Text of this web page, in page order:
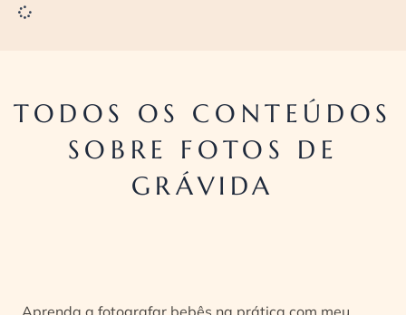
TODOS OS CONTEÚDOS
SOBRE FOTOS DE
GRÁVIDA
Aprenda a fotografar bebês na prática com meu